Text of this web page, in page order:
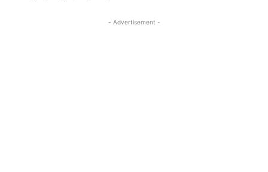
- Advertisement -